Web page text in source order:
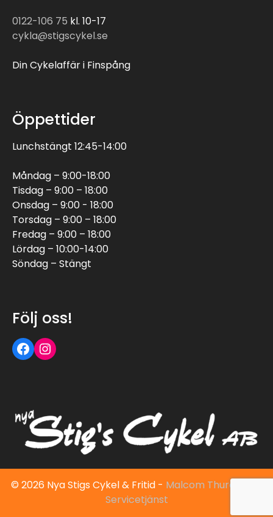
0122-106 75 kl. 10-17
cykla@stigscykel.se
Din Cykelaffär i Finspång
Öppettider
Lunchstängt 12:45-14:00
Måndag – 9:00-18:00
Tisdag – 9:00 – 18:00
Onsdag – 9:00 - 18:00
Torsdag – 9:00 – 18:00
Fredag – 9:00 – 18:00
Lördag – 10:00-14:00
Söndag – Stängt
Följ oss!
Följ oss på Facebook
Följ oss på Instagram
© 2026 Nya Stigs Cykel & Fritid - Malcom Thuresson |
Servicetjänst